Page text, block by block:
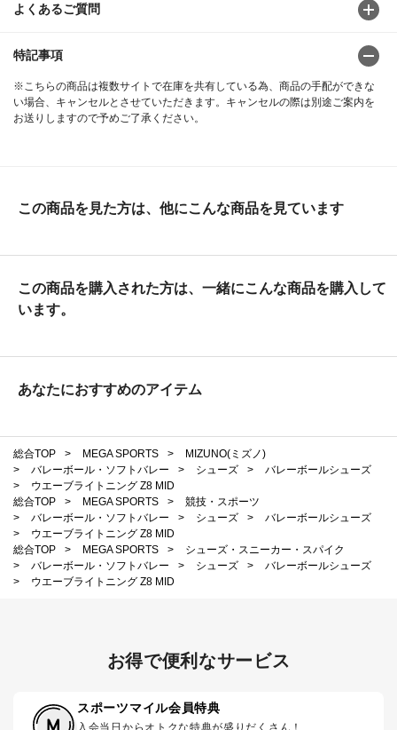
よくあるご質問
特記事項
※こちらの商品は複数サイトで在庫を共有している為、商品の手配ができな
い場合、キャンセルとさせていただきます。キャンセルの際は別途ご案内を
お送りしますので予めご了承ください。
この商品を見た方は、他にこんな商品を見ています
この商品を購入された方は、一緒にこんな商品を購入して
います。
あなたにおすすめのアイテム
総合TOP > MEGA SPORTS >
MIZUNO(ミズノ)
>
バレーボール・ソフトバレー > シューズ >
バレーボールシューズ
>
ウエーブライトニング Z8 MID
総合TOP
> MEGA SPORTS >
競技・スポーツ
>
バレーボール・ソフトバレー > シューズ >
バレーボールシューズ
>
ウエーブライトニング Z8 MID
総合TOP
> MEGA SPORTS >
シューズ・スニーカー・スパイク
>
バレーボール・ソフトバレー > シューズ >
バレーボールシューズ
>
ウエーブライトニング Z8 MID
お得で便利なサービス
スポーツマイル会員特典
入会当日からオトクな特典が盛りだくさん！